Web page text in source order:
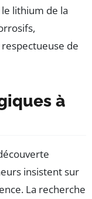
lithium de la
de
à
insistent sur
La recherche